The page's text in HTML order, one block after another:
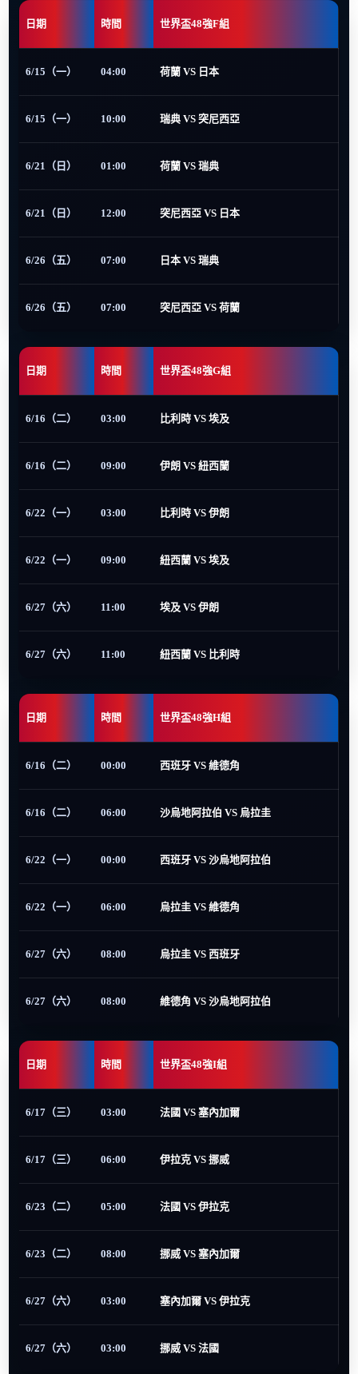
日期 時間 世界盃48強F組
6/15（一） 04:00 荷蘭 VS 日本
6/15（一） 10:00 瑞典 VS 突尼西亞
6/21（日） 01:00 荷蘭 VS 瑞典
6/21（日） 12:00 突尼西亞 VS 日本
6/26（五） 07:00 日本 VS 瑞典
6/26（五） 07:00 突尼西亞 VS 荷蘭
日期 時間 世界盃48強G組
6/16（二） 03:00 比利時 VS 埃及
6/16（二） 09:00 伊朗 VS 紐西蘭
6/22（一） 03:00 比利時 VS 伊朗
6/22（一） 09:00 紐西蘭 VS 埃及
6/27（六） 11:00 埃及 VS 伊朗
6/27（六） 11:00 紐西蘭 VS 比利時
日期 時間 世界盃48強H組
6/16（二） 00:00 西班牙 VS 維德角
6/16（二） 06:00 沙烏地阿拉伯 VS 烏拉圭
6/22（一） 00:00 西班牙 VS 沙烏地阿拉伯
6/22（一） 06:00 烏拉圭 VS 維德角
6/27（六） 08:00 烏拉圭 VS 西班牙
6/27（六） 08:00 維德角 VS 沙烏地阿拉伯
日期 時間 世界盃48強I組
6/17（三） 03:00 法國 VS 塞內加爾
6/17（三） 06:00 伊拉克 VS 挪威
6/23（二） 05:00 法國 VS 伊拉克
6/23（二） 08:00 挪威 VS 塞內加爾
6/27（六） 03:00 塞內加爾 VS 伊拉克
6/27（六） 03:00 挪威 VS 法國